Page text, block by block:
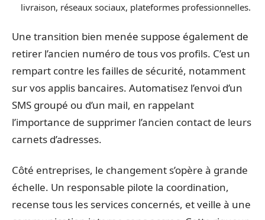
livraison, réseaux sociaux, plateformes professionnelles.
Une transition bien menée suppose également de
retirer l’ancien numéro de tous vos profils. C’est un
rempart contre les failles de sécurité, notamment
sur vos applis bancaires. Automatisez l’envoi d’un
SMS groupé ou d’un mail, en rappelant
l’importance de supprimer l’ancien contact de leurs
carnets d’adresses.
Côté entreprises, le changement s’opère à grande
échelle. Un responsable pilote la coordination,
recense tous les services concernés, et veille à une